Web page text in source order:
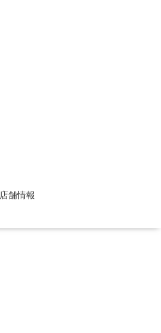
店舗情報